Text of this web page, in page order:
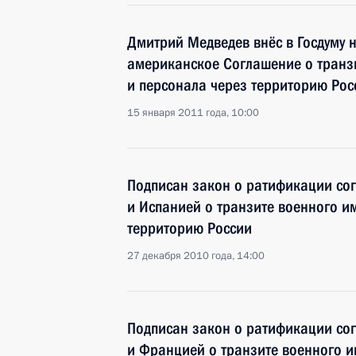
Дмитрий Медведев внёс в Госдуму
американское Соглашение о
и персонала через территорию
15 января 2011 года, 10:00
Подписан закон о ратификации
и Испанией о транзите военного
территорию России
27 декабря 2010 года, 14:00
Подписан закон о ратификации
и Францией о транзите военного